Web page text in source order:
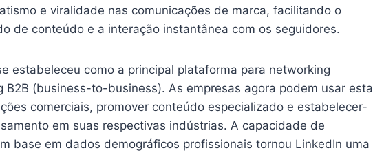
e viralidade nas comunicações de marca, facilitando o
de conteúdo e a interação instantânea com os seguidores.
estabeleceu como a principal plataforma para networking
B2B (business-to-business). As empresas agora podem usar esta
comerciais, promover conteúdo especializado e estabelecer-
em suas respectivas indústrias. A capacidade de
base em dados demográficos profissionais tornou LinkedIn uma